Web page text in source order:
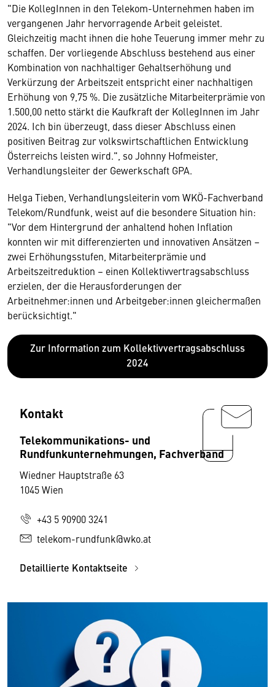
"Die KollegInnen in den Telekom-Unternehmen haben im
vergangenen Jahr hervorragende Arbeit geleistet.
Gleichzeitig macht ihnen die hohe Teuerung immer mehr zu
schaffen. Der vorliegende Abschluss bestehend aus einer
Kombination von nachhaltiger Gehaltserhöhung und
Verkürzung der Arbeitszeit entspricht einer nachhaltigen
Erhöhung von 9,75 %. Die zusätzliche Mitarbeiterprämie von
1.500,00 netto stärkt die Kaufkraft der KollegInnen im Jahr
2024. Ich bin überzeugt, dass dieser Abschluss einen
positiven Beitrag zur volkswirtschaftlichen Entwicklung
Österreichs leisten wird.", so Johnny Hofmeister,
Verhandlungsleiter der Gewerkschaft GPA.
Helga Tieben, Verhandlungsleiterin vom WKÖ-Fachverband
Telekom/Rundfunk, weist auf die besondere Situation hin:
"Vor dem Hintergrund der anhaltend hohen Inflation
konnten wir mit differenzierten und innovativen Ansätzen –
zwei Erhöhungsstufen, Mitarbeiterprämie und
Arbeitszeitreduktion – einen Kollektivvertragsabschluss
erzielen, der die Herausforderungen der
Arbeitnehmer:innen und Arbeitgeber:innen gleichermaßen
berücksichtigt."
Zur Information zum Kollektivvertragsabschluss
2024
Kontakt
Telekommunikations- und
Rundfunkunternehmungen, Fachverband
Wiedner Hauptstraße 63
1045 Wien
+43 5 90900 3241
telekom-rundfunk@wko.at
Detaillierte Kontaktseite